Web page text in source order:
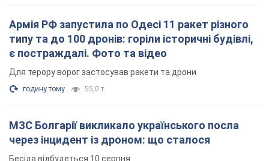
Армія РФ запустила по Одесі 11 ракет різного
типу та до 100 дронів: горіли історичні будівлі,
є постраждалі. Фото та відео
Для терору ворог застосував ракети та дрони
годину тому 55,0 т.
МЗС Болгарії викликало українського посла
через інцидент із дроном: що сталося
Бесіда відбудеться 10 серпня